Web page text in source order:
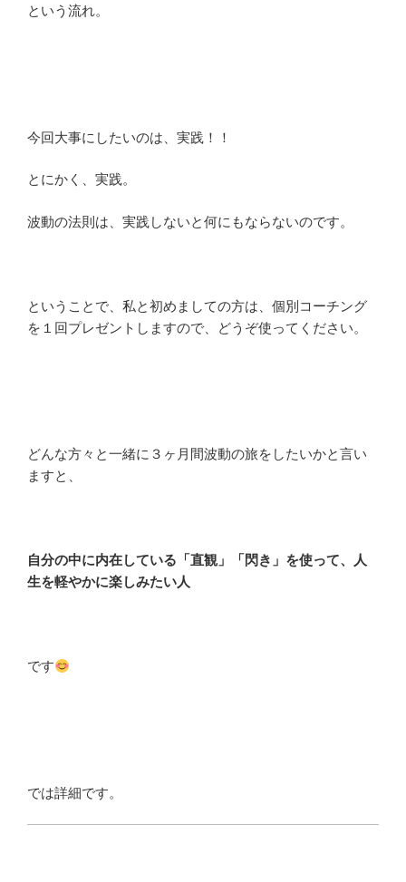
という流れ。
今回大事にしたいのは、実践！！
とにかく、実践。
波動の法則は、実践しないと何にもならないのです。
ということで、私と初めましての方は、個別コーチング
を１回プレゼントしますので、どうぞ使ってください。
どんな方々と一緒に３ヶ月間波動の旅をしたいかと言い
ますと、
自分の中に内在している「直観」「閃き」を使って、人
生を軽やかに楽しみたい人
です
では詳細です。